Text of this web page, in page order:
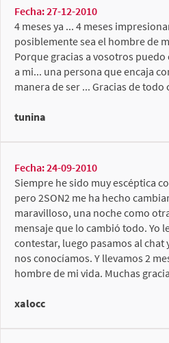
Fecha: 27-12-2010
4 meses ya ... 4 meses
posiblemente sea el hombre de
Porque gracias a vosotros
a mi... una persona que encaja
manera de ser ... Gracias de todo
tunina
Fecha: 24-09-2010
Siempre he sido muy escéptica
pero 2SON2 me ha hecho
maravilloso, una noche como
mensaje que lo cambió todo. Yo
contestar, luego pasamos al chat
nos conocíamos. Y llevamos 2
hombre de mi vida. Muchas
xalocc